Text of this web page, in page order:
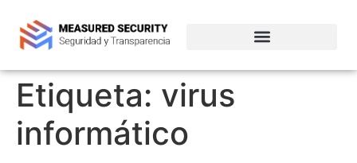
Etiqueta: virus
informático